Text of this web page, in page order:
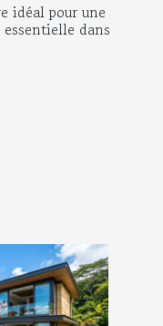
idéal pour une
dans